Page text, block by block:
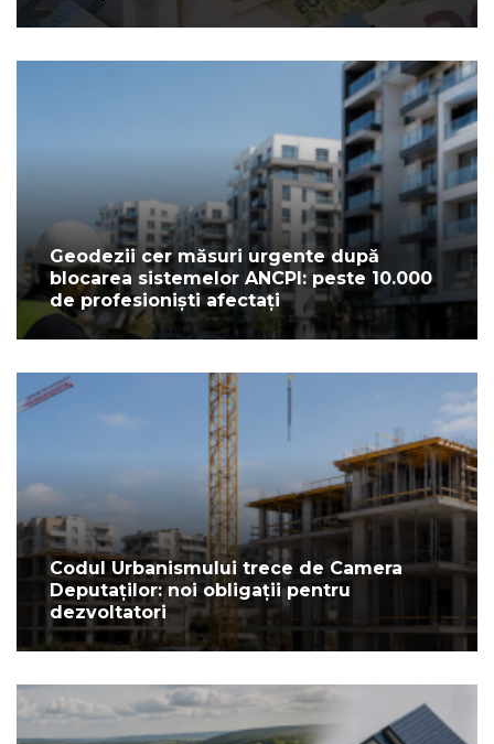
Geodezii cer măsuri urgente după
blocarea sistemelor ANCPI: peste 10.000
de profesioniști afectați
Codul Urbanismului trece de Camera
Deputaților: noi obligații pentru
dezvoltatori